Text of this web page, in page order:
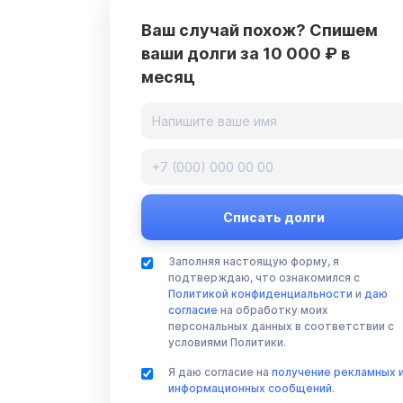
Ваш случай похож? Спишем
ваши долги за 10 000 ₽ в
месяц
Заполняя настоящую форму, я
подтверждаю, что ознакомился с
Политикой конфиденциальности и даю
согласие на обработку моих
персональных данных в соответствии с
условиями Политики.
Я даю согласие на получение рекламных
информационных сообщений.